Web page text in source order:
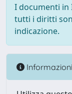
I documenti in
tutti i diritti
indicazione.
Informazioni